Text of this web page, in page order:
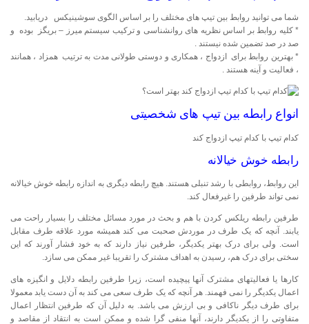
شما می توانید روابط بین تیپ های مختلف را بر اساس الگوی سوشینیکس دریابید.
* کلیه روابط بر اساس نظریه های روانشناسی و ترکیب سیستم میرز – بریگز بوده و
صد در صد تضمین شده نیستند .
* بهترین روابط برای ازدواج ، همکاری و دوستی طولانی مدت به ترتیب همزاد ، همانند
، فعالیت و آینه هستند .
انواع رابطه بین تیپ های شخصیتی
کدام تیپ با کدام تیپ ازدواج کند
رابطه خوش خیالانه
این روابط، روابطی با رشد تنبلی هستند. هیچ رابطه دیگری به اندازه رابطه خوش خیالانه
نمی تواند طرفین را غیرفعال کند.
طرفین رابطه ریلکس کردن با هم و بحث در مورد مسائل مختلف را بسیار راحت می
یابند. آنچه که یک طرف در موردش صحبت می کند همیشه مورد علاقه طرف مقابل
است. ولی برای درک بهتر یکدیگر، طرفین نیاز دارند که به خود فشار آورند که این
سختی برای درک هم، رسیدن به اهداف مشترک را تقریبا غیر ممکن می سازد.
کارها یا فعالیتهای مشترک آنها پیچیده است، زیرا طرفین رابطه دلایل و انگیزه های
اعمال یکدیگر را نمی فهمند. هر آنچه که یک طرف سعی می کند به آن دست یابد معمولا
برای طرف دیگر ناکافی و بی ارزش می باشد. به دلیل آن که طرفین انتظار اعمال
متفاوتی را از یکدیگر دارند، آنها منفی گرا شده و ممکن است به انتقاد از مقاصد و